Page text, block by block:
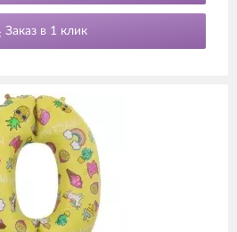
Заказ в 1 клик